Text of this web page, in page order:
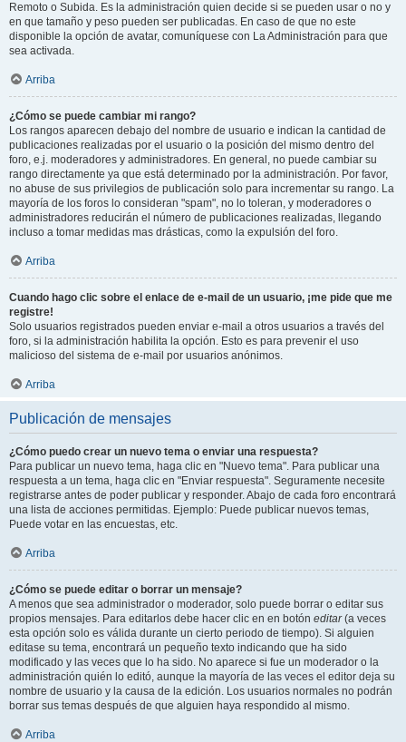
Remoto o Subida. Es la administración quien decide si se pueden usar o no y
en que tamaño y peso pueden ser publicadas. En caso de que no este
disponible la opción de avatar, comuníquese con La Administración para que
sea activada.
Arriba
¿Cómo se puede cambiar mi rango?
Los rangos aparecen debajo del nombre de usuario e indican la cantidad de
publicaciones realizadas por el usuario o la posición del mismo dentro del
foro, e.j. moderadores y administradores. En general, no puede cambiar su
rango directamente ya que está determinado por la administración. Por favor,
no abuse de sus privilegios de publicación solo para incrementar su rango. La
mayoría de los foros lo consideran "spam", no lo toleran, y moderadores o
administradores reducirán el número de publicaciones realizadas, llegando
incluso a tomar medidas mas drásticas, como la expulsión del foro.
Arriba
Cuando hago clic sobre el enlace de e-mail de un usuario, ¡me pide que me
registre!
Solo usuarios registrados pueden enviar e-mail a otros usuarios a través del
foro, si la administración habilita la opción. Esto es para prevenir el uso
malicioso del sistema de e-mail por usuarios anónimos.
Arriba
Publicación de mensajes
¿Cómo puedo crear un nuevo tema o enviar una respuesta?
Para publicar un nuevo tema, haga clic en "Nuevo tema". Para publicar una
respuesta a un tema, haga clic en "Enviar respuesta". Seguramente necesite
registrarse antes de poder publicar y responder. Abajo de cada foro encontrará
una lista de acciones permitidas. Ejemplo: Puede publicar nuevos temas,
Puede votar en las encuestas, etc.
Arriba
¿Cómo se puede editar o borrar un mensaje?
A menos que sea administrador o moderador, solo puede borrar o editar sus
propios mensajes. Para editarlos debe hacer clic en en botón editar(a veces
esta opción solo es válida durante un cierto periodo de tiempo). Si alguien
editase su tema, encontrará un pequeño texto indicando que ha sido
modificado y las veces que lo ha sido. No aparece si fue un moderador o la
administración quién lo editó, aunque la mayoría de las veces el editor deja su
nombre de usuario y la causa de la edición. Los usuarios normales no podrán
borrar sus temas después de que alguien haya respondido al mismo.
Arriba